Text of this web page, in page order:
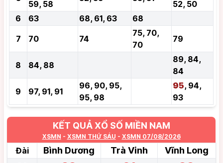
59, 58
52, 50
6
63 68, 61, 63 68
7 70 74
75, 70,
70
79
8 84, 88
89, 84,
84
9 97, 91, 91
96, 90, 95,
95, 98
95, 94,
93
KẾT QUẢ XỔ SỐ MIỀN NAM
XSMN - XSMN THỨ SÁU - XSMN 07/08/2026
Đài Bình Dương Trà Vinh Vĩnh Long